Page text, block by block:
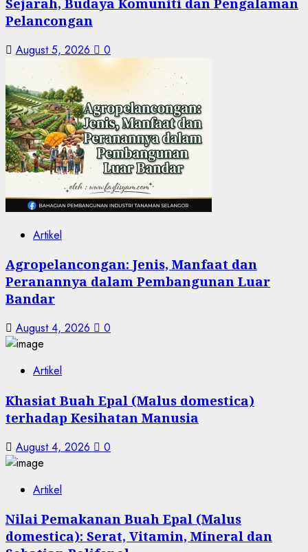
Pelancongan
August 5, 2026 0
Artikel
Agropelancongan: Jenis, Manfaat dan
Peranannya dalam Pembangunan Luar
Bandar
August 4, 2026 0
Artikel
Khasiat Buah Epal (Malus domestica)
terhadap Kesihatan Manusia
August 4, 2026 0
Artikel
Nilai Pemakanan Buah Epal (Malus
domestica): Serat, Vitamin, Mineral dan